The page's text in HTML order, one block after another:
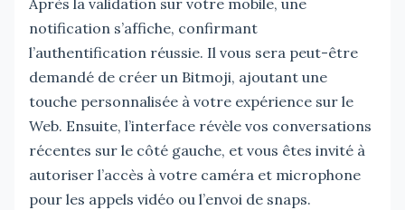
notification s’affiche, confirmant
l’authentification réussie. Il vous sera peut-être
demandé de créer un Bitmoji, ajoutant une
touche personnalisée à votre expérience sur le
Web. Ensuite, l’interface révèle vos conversations
récentes sur le côté gauche, et vous êtes invité à
autoriser l’accès à votre caméra et microphone
pour les appels vidéo ou l’envoi de snaps.